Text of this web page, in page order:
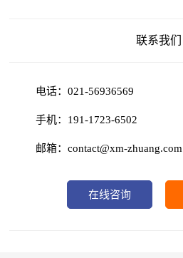
联系我们
电话：021-56936569
手机：191-1723-6502
邮箱：contact@xm-zhuang.com
在线咨询